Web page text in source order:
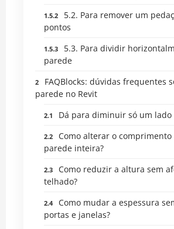
5.2. Para remover um
pontos
5.3. Para dividir
parede
FAQBlocks: dúvidas frequentes
parede no Revit
Dá para diminuir só um lado
Como alterar o comprimento
parede inteira?
Como reduzir a altura sem
telhado?
Como mudar a espessura
portas e janelas?